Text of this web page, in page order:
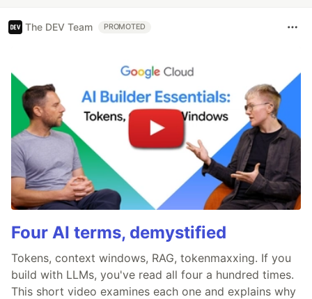
The DEV Team PROMOTED
Four AI terms, demystified
Tokens, context windows, RAG, tokenmaxxing. If you
build with LLMs, you've read all four a hundred times.
This short video examines each one and explains why